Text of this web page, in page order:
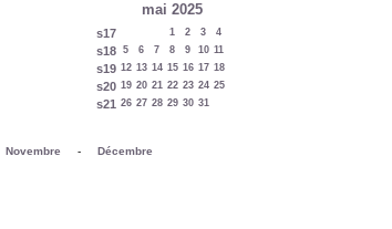
mai 2025
s17 1 2 3 4
s18 5 6 7 8 9 10 11
s19 12 13 14 15 16 17 18
s20 19 20 21 22 23 24 25
s21 26 27 28 29 30 31
Novembre - Décembre